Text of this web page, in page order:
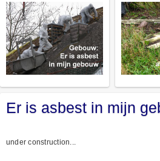
Er is asbest in mijn
under construction...